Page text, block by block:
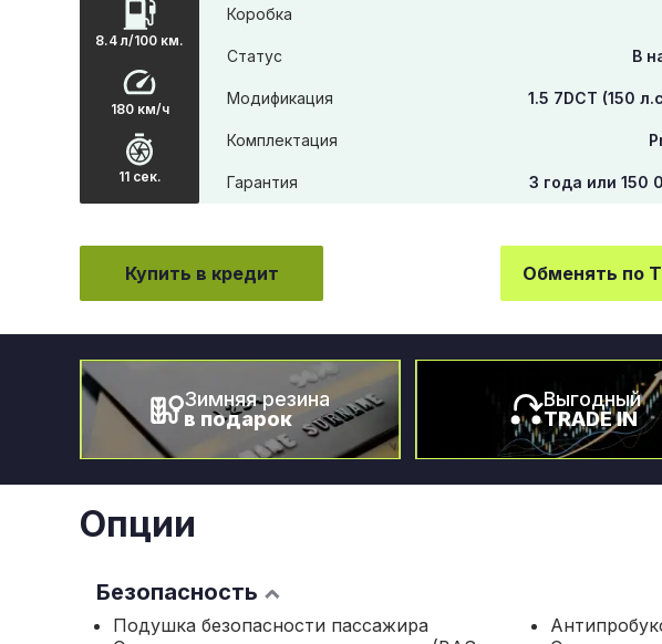
8.4 л/100 км.
180 км/ч
11 сек.
Коробка
Статус В
Модификация 1.5 7DCT (150
Комплектация
Гарантия 3 года или 150
Купить в кредит Обменять по
Зимняя резина
в подарок
Выгодный
TRADE IN
Опции
Безопасность
Подушка безопасности пассажира